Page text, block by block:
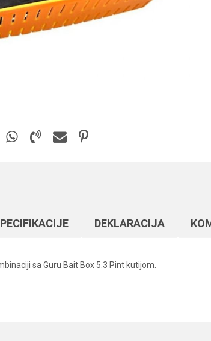
DEKLARACIJA
sa Guru Bait Box 5.3 Pint kutijom.